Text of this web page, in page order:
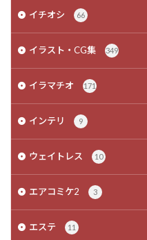
イチオシ 66
イラスト・CG集 349
イラマチオ 171
インテリ 9
ウェイトレス 10
エアコミケ2 3
エステ 11